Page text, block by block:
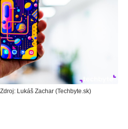
Lukáš Zachar (Techbyte.sk)